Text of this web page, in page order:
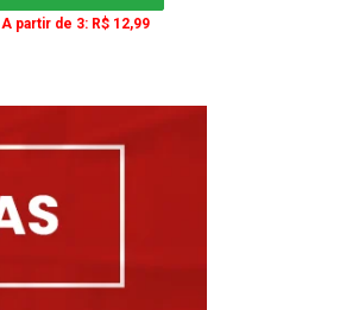
A partir de 3: R$ 12,99